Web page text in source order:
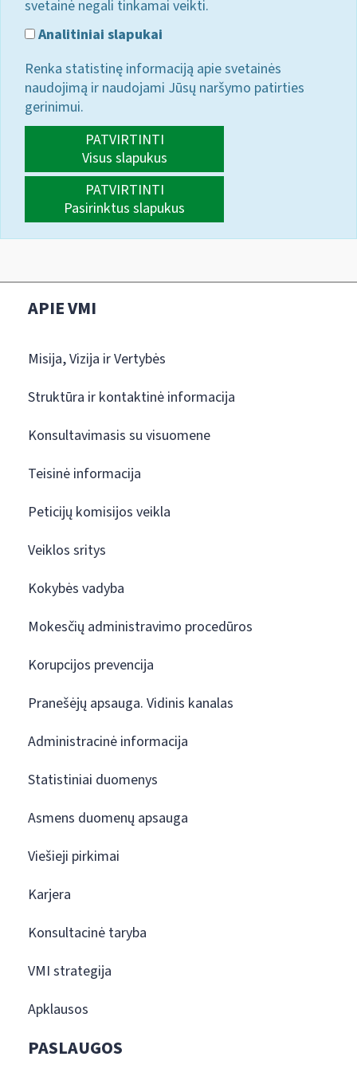
svetainė negali tinkamai veikti.
Analitiniai slapukai
Renka statistinę informaciją apie svetainės
naudojimą ir naudojami Jūsų naršymo patirties
gerinimui.
PATVIRTINTI
Visus slapukus
PATVIRTINTI
Pasirinktus slapukus
APIE VMI
Misija, Vizija ir Vertybės
Struktūra ir kontaktinė informacija
Konsultavimasis su visuomene
Teisinė informacija
Peticijų komisijos veikla
Veiklos sritys
Kokybės vadyba
Mokesčių administravimo procedūros
Korupcijos prevencija
Pranešėjų apsauga. Vidinis kanalas
Administracinė informacija
Statistiniai duomenys
Asmens duomenų apsauga
Viešieji pirkimai
Karjera
Konsultacinė taryba
VMI strategija
Apklausos
PASLAUGOS